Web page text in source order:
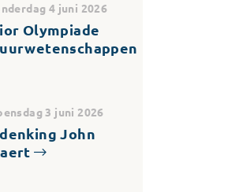
4 juni 2026
Olympiade
3 juni 2026
John